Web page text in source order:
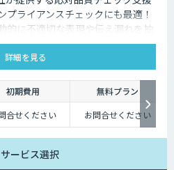
ライアンスチェックにも最適！
的に不適切な表現や伝え漏れを抽
ートします。
詳細を見る
初期費用
無料プラン
合せください お問合せください
サービス選択